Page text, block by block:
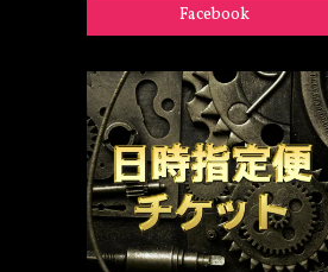
Facebook